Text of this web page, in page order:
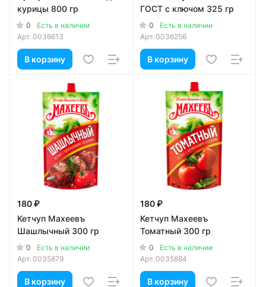
курицы 800 гр
0
Есть в наличии
Арт. 0036613
В корзину
ГОСТ с ключом 325 гр
0
Есть в наличии
Арт. 0036256
В корзину
180 ₽
Кетчуп Махеевъ
Шашлычный 300 гр
0
Есть в наличии
Арт. 0035879
В корзину
180 ₽
Кетчуп Махеевъ
Томатный 300 гр
0
Есть в наличии
Арт. 0035884
В корзину